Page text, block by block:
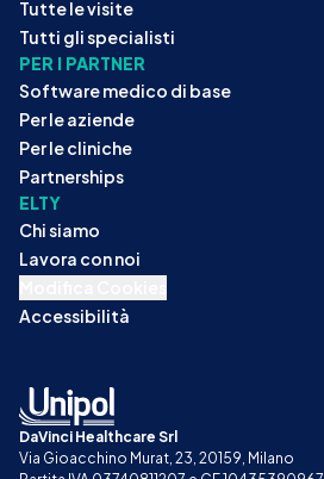
Tutte le visite
Tutti gli specialisti
PER I PARTNER
Software medico di base
Per le aziende
Per le cliniche
Partnerships
ELTY
Chi siamo
Lavora con noi
Accessibilità
DaVinci Healthcare Srl
Via Gioacchino Murat, 23, 20159, Milano